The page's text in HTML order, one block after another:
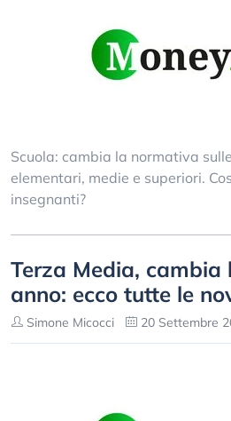
Scuola: cambia la normativa
elementari, medie e superiori.
insegnanti?
Terza Media, cambia
anno: ecco tutte le
Simone Micocci 20 Settembre